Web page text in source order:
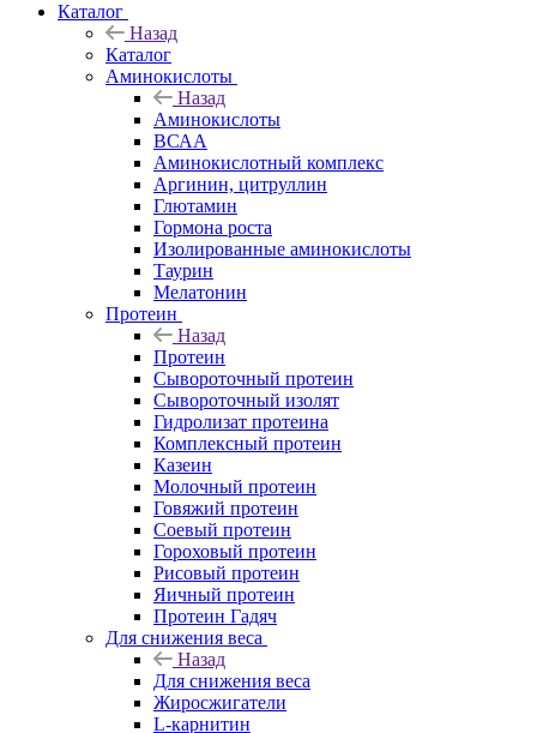
Каталог
Назад
Каталог
Аминокислоты
Назад
Аминокислоты
ВСАА
Аминокислотный комплекс
Аргинин, цитруллин
Глютамин
Гормона роста
Изолированные аминокислоты
Таурин
Мелатонин
Протеин
Назад
Протеин
Сывороточный протеин
Сывороточный изолят
Гидролизат протеина
Комплексный протеин
Казеин
Молочный протеин
Говяжий протеин
Соевый протеин
Гороховый протеин
Рисовый протеин
Яичный протеин
Протеин Гадяч
Для снижения веса
Назад
Для снижения веса
Жиросжигатели
L-карнитин